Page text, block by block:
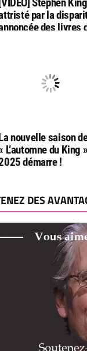
par la
des livres
nouvelle saison
L’automne du King »
démarre !
DES